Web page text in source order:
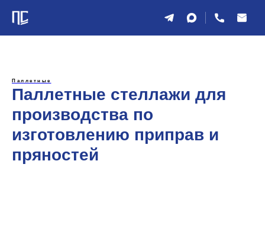
Паллетные
Паллетные стеллажи для
производства по
изготовлению приправ и
пряностей